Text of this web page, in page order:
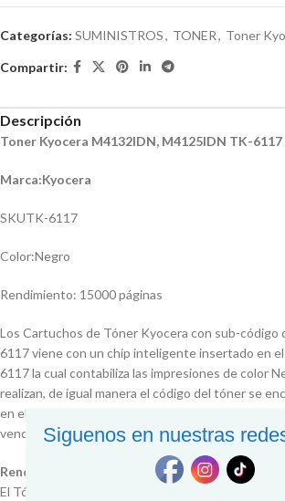
Categorías: SUMINISTROS, TONER, Toner
Compartir:
Descripción
Toner Kyocera M4132IDN, M4125IDN TK-
Marca:Kyocera
SKUTK-6117
Color:Negro
Rendimiento: 15000 páginas
Los Cartuchos de Tóner Kyocera con sub-código
6117 viene con un chip inteligente insertado en
6117 la cual contabiliza las impresiones de color
realizan, de igual manera el código del tóner se
en el cartucho, en modo de alto relieve el cual es
vendría a ser su identificador como producto de la
Rendimiento
El Tóner Kyocera TK-6117 tiene un rendimiento
Siguenos en nuestras